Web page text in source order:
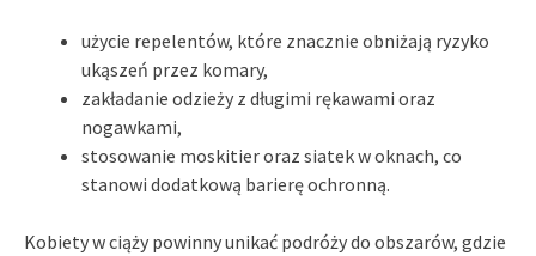
użycie repelentów, które znacznie obniżają ryzyko
ukąszeń przez komary,
zakładanie odzieży z długimi rękawami oraz
nogawkami,
stosowanie moskitier oraz siatek w oknach, co
stanowi dodatkową barierę ochronną.
Kobiety w ciąży powinny unikać podróży do obszarów, gdzie